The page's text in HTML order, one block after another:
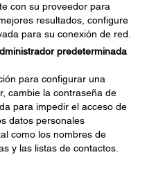
con su proveedor para
resultados, configure
para su conexión de red.
predeterminada
para configurar una
cambie la contraseña de
para impedir el acceso de
datos personales
como los nombres de
y las listas de contactos.